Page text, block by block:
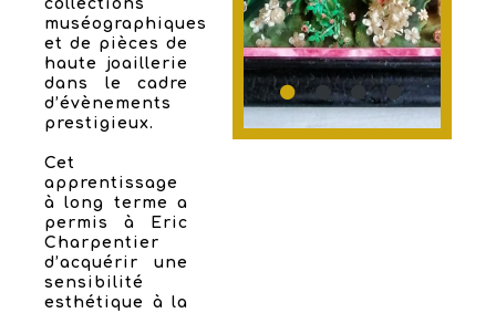
collections
muséographiques
et de pièces de
haute joaillerie
dans le cadre
d’évènements
prestigieux.
Cet
apprentissage
à long terme a
permis à Eric
Charpentier
d’acquérir une
sensibilité
esthétique à la